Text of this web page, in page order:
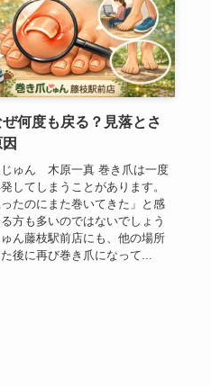
何度も戻る？見落とさ
じゅん 木原一真 巻き爪は一度
してしまうことがあります。
ったのにまた巻いてきた」と感
方も多いのではないでしょう
ん藤枝駅前店にも、他の場所
後に再び巻き爪になって...